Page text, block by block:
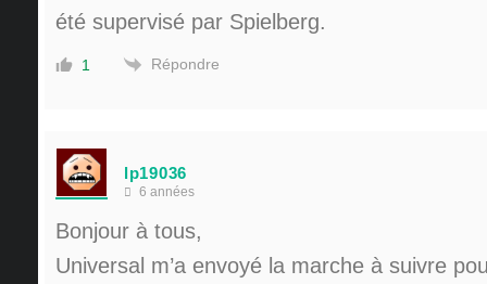
été supervisé par Spielberg.
1 Répondre
lp19036
6 années
Bonjour à tous,
Universal m’a envoyé la marche à suivre